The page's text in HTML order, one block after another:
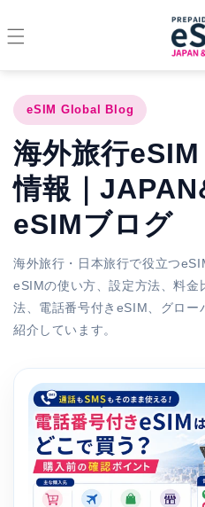
eSIM Global Blog
海外旅行
情報｜
eSIMブログ
海外旅行・日本旅行で役立つ
eSIMの使い方、設定方法、料金
法、電話番号付きeSIM、グロー
紹介しています。